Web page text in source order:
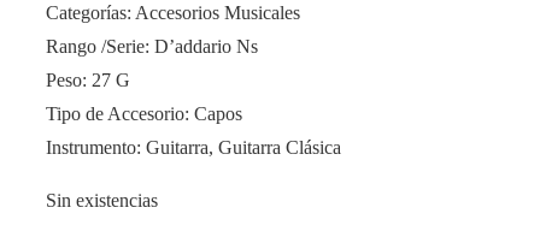
Categorías: Accesorios Musicales
Rango /Serie: D’addario Ns
Peso: 27 G
Tipo de Accesorio: Capos
Instrumento: Guitarra, Guitarra Clásica
Sin existencias